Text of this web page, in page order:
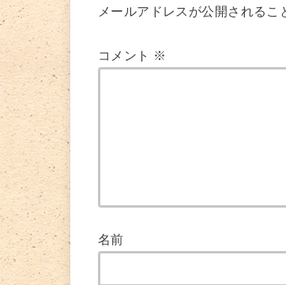
メールアドレスが公開されるこ
コメント ※
名前